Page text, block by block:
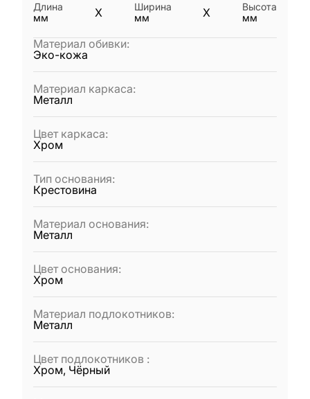
Длина
мм
X
Ширина
мм
X
Высота
мм
Материал обивки:
Эко-кожа
Материал каркаса:
Металл
Цвет каркаса:
Хром
Тип основания:
Крестовина
Материал основания:
Металл
Цвет основания:
Хром
Материал подлокотников:
Металл
Цвет подлокотников :
Хром, Чёрный